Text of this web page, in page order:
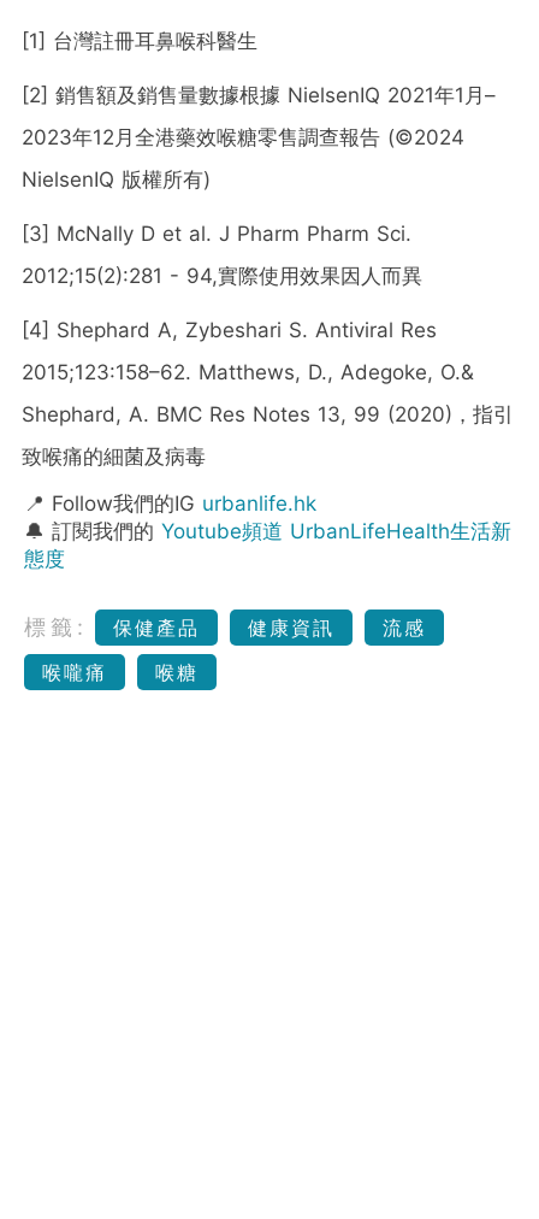
[1] 台灣註冊耳鼻喉科醫生
[2] 銷售額及銷售量數據根據 NielsenIQ 2021年1月–
2023年12月全港藥效喉糖零售調查報告 (©2024
NielsenIQ 版權所有)
[3] McNally D et al. J Pharm Pharm Sci.
2012;15(2):281 - 94,實際使用效果因人而異
[4] Shephard A, Zybeshari S. Antiviral Res
2015;123:158–62. Matthews, D., Adegoke, O.&
Shephard, A. BMC Res Notes 13, 99 (2020)，指引
致喉痛的細菌及病毒
📍 Follow我們的IG urbanlife.hk
🔔 訂閱我們的 Youtube頻道 UrbanLifeHealth生活新
態度
標籤: 保健產品 健康資訊
流感
喉嚨痛
喉糖